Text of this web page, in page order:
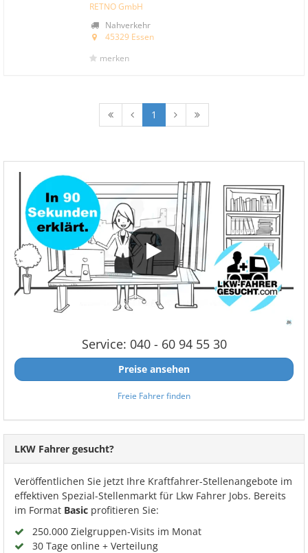
RETNO GmbH
Nahverkehr
45329 Essen
merken
1
Service: 040 - 60 94 55 30
Preise ansehen
Freie Fahrer finden
LKW Fahrer gesucht?
Veröffentlichen Sie jetzt Ihre Kraftfahrer-Stellenangebote im
effektiven Spezial-Stellenmarkt für Lkw Fahrer Jobs. Bereits
im Format Basic profitieren Sie:
250.000 Zielgruppen-Visits im Monat
30 Tage online + Verteilung